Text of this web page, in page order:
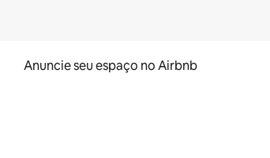
Anuncie seu espaço no Airbnb